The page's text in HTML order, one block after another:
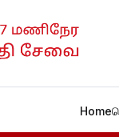
Home